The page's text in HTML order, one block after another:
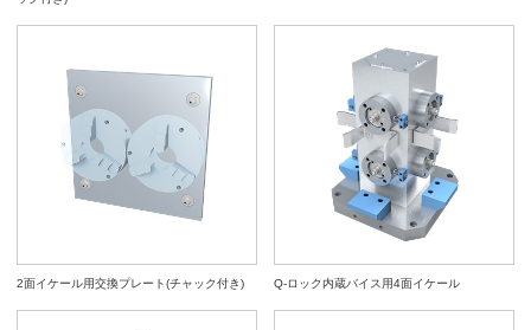
2面イケール用交換プレート(チャック付き) Q-ロック内蔵バイス用4面イケール